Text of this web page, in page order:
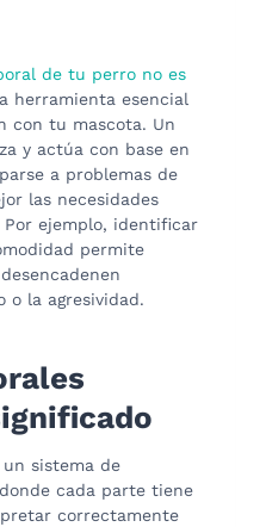
de tu perro no es
herramienta esencial
con tu mascota. Un
y actúa con base en
a problemas de
las necesidades
ejemplo, identificar
permite
o la agresividad.
sistema de
cada parte tiene
correctamente